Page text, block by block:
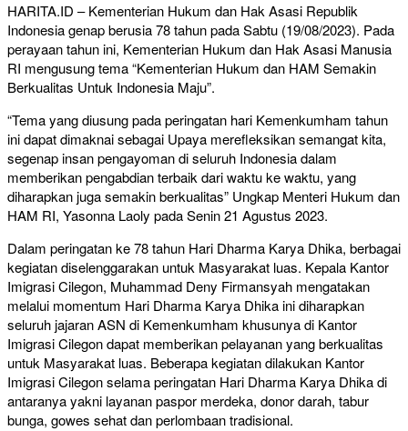
HARITA.ID – Kementerian Hukum dan Hak Asasi Republik
Indonesia genap berusia 78 tahun pada Sabtu (19/08/2023). Pada
perayaan tahun ini, Kementerian Hukum dan Hak Asasi Manusia
RI mengusung tema “Kementerian Hukum dan HAM Semakin
Berkualitas Untuk Indonesia Maju”.
“Tema yang diusung pada peringatan hari Kemenkumham tahun
ini dapat dimaknai sebagai Upaya merefleksikan semangat kita,
segenap insan pengayoman di seluruh Indonesia dalam
memberikan pengabdian terbaik dari waktu ke waktu, yang
diharapkan juga semakin berkualitas” Ungkap Menteri Hukum dan
HAM RI, Yasonna Laoly pada Senin 21 Agustus 2023.
Dalam peringatan ke 78 tahun Hari Dharma Karya Dhika, berbagai
kegiatan diselenggarakan untuk Masyarakat luas. Kepala Kantor
Imigrasi Cilegon, Muhammad Deny Firmansyah mengatakan
melalui momentum Hari Dharma Karya Dhika ini diharapkan
seluruh jajaran ASN di Kemenkumham khusunya di Kantor
Imigrasi Cilegon dapat memberikan pelayanan yang berkualitas
untuk Masyarakat luas. Beberapa kegiatan dilakukan Kantor
Imigrasi Cilegon selama peringatan Hari Dharma Karya Dhika di
antaranya yakni layanan paspor merdeka, donor darah, tabur
bunga, gowes sehat dan perlombaan tradisional.